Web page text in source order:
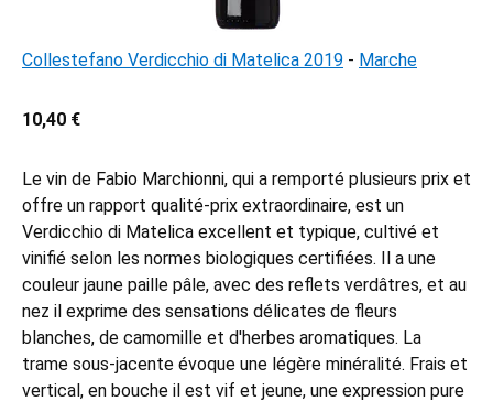
Collestefano Verdicchio di Matelica 2019 - Marche
10,40 €
Le vin de Fabio Marchionni, qui a remporté plusieurs prix et
offre un rapport qualité-prix extraordinaire, est un
Verdicchio di Matelica excellent et typique, cultivé et
vinifié selon les normes biologiques certifiées. Il a une
couleur jaune paille pâle, avec des reflets verdâtres, et au
nez il exprime des sensations délicates de fleurs
blanches, de camomille et d'herbes aromatiques. La
trame sous-jacente évoque une légère minéralité. Frais et
vertical, en bouche il est vif et jeune, une expression pure